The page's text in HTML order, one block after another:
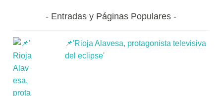
Entradas y Páginas Populares
📌'Rioja Alavesa, protagonista televisiva
del eclipse'